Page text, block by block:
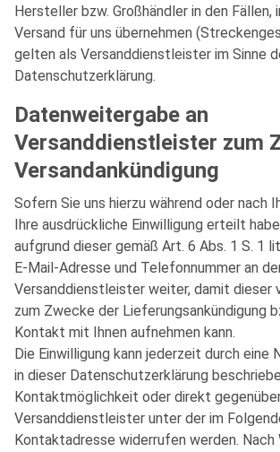
Hersteller bzw. Großhändler in den Fällen,
Versand für uns übernehmen
gelten als Versanddienstleister im Sinne
Datenschutzerklärung.
Datenweitergabe an
Versanddienstleister zum
Versandankündigung
Sofern Sie uns hierzu während oder nach
Ihre ausdrückliche Einwilligung erteilt
aufgrund dieser gemäß Art. 6 Abs. 1 S. 1
E-Mail-Adresse und Telefonnummer an
Versanddienstleister weiter, damit dieser
zum Zwecke der Lieferungsankündigung
Kontakt mit Ihnen aufnehmen kann.
Die Einwilligung kann jederzeit durch eine
in dieser Datenschutzerklärung
Kontaktmöglichkeit oder direkt
Versanddienstleister unter der im
Kontaktadresse widerrufen werden. Nach